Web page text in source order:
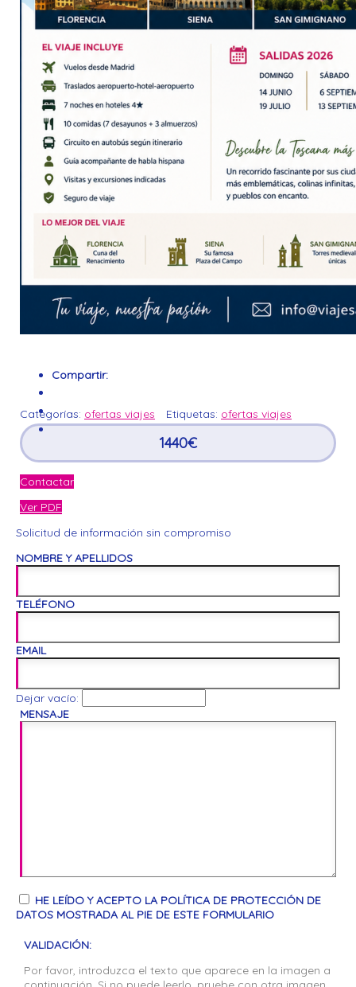
Compartir:
Categorías: ofertas viajes Etiquetas: ofertas viajes
1440€
Contactar
Ver PDF
Solicitud de información sin compromiso
NOMBRE Y APELLIDOS
TELÉFONO
EMAIL
Dejar vacío:
MENSAJE
HE LEÍDO Y ACEPTO LA POLÍTICA DE PROTECCIÓN DE
DATOS MOSTRADA AL PIE DE ESTE FORMULARIO
VALIDACIÓN:
Por favor, introduzca el texto que aparece en la imagen a